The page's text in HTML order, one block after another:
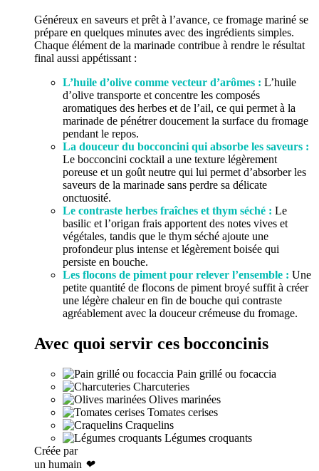
Généreux en saveurs et prêt à l’avance, ce fromage mariné se
prépare en quelques minutes avec des ingrédients simples.
Chaque élément de la marinade contribue à rendre le résultat
final aussi appétissant :
L’huile d’olive comme vecteur d’arômes : L’huile
d’olive transporte et concentre les composés
aromatiques des herbes et de l’ail, ce qui permet à la
marinade de pénétrer doucement la surface du fromage
pendant le repos.
La douceur du bocconcini qui absorbe les saveurs :
Le bocconcini cocktail a une texture légèrement
poreuse et un goût neutre qui lui permet d’absorber les
saveurs de la marinade sans perdre sa délicate
onctuosité.
Le contraste herbes fraîches et thym séché : Le
basilic et l’origan frais apportent des notes vives et
végétales, tandis que le thym séché ajoute une
profondeur plus intense et légèrement boisée qui
persiste en bouche.
Les flocons de piment pour relever l’ensemble : Une
petite quantité de flocons de piment broyé suffit à créer
une légère chaleur en fin de bouche qui contraste
agréablement avec la douceur crémeuse du fromage.
Avec quoi servir ces bocconcinis
Pain grillé ou focaccia
Charcuteries
Olives marinées
Tomates cerises
Craquelins
Légumes croquants
Créée par
un humain ❤